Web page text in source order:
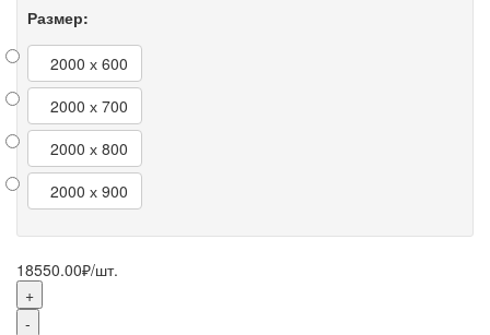
Размер:
2000 х 600
2000 х 700
2000 х 800
2000 х 900
18550.00₽/шт.
+
-